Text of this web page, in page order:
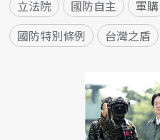
立法院 國防自主 軍購
國防特別條例
台灣之盾